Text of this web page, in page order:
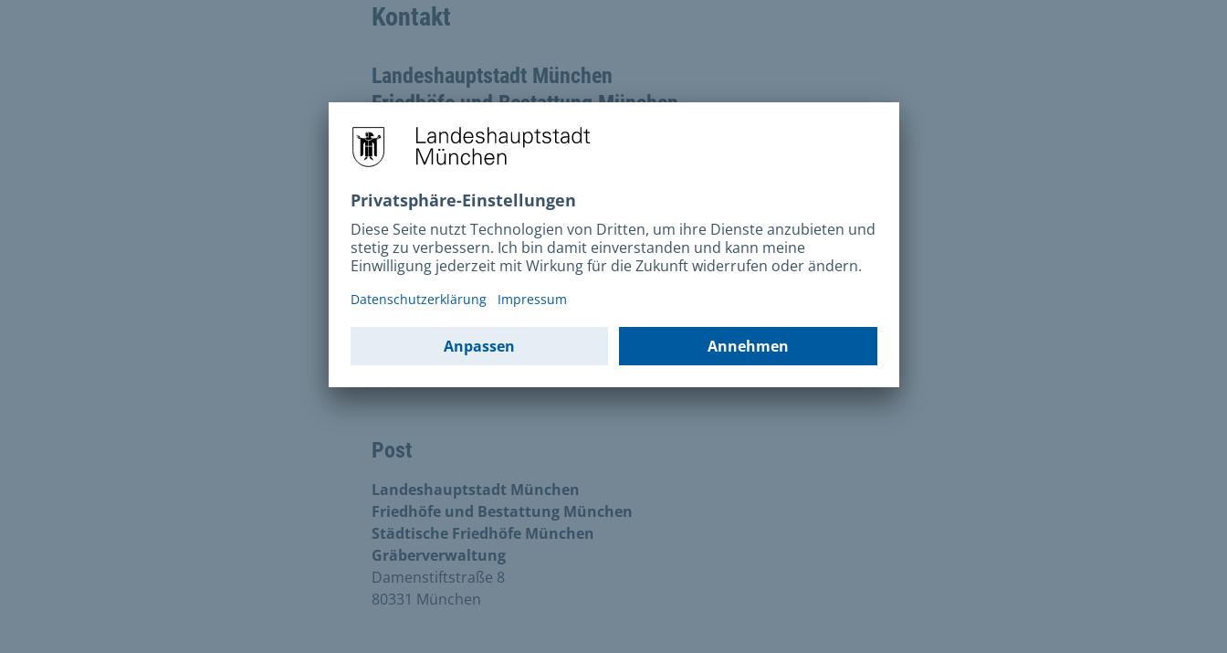
Kontakt
Landeshauptstadt München
Friedhöfe und Bestattung München
Städtische Friedhöfe München
Gräberverwaltung
Internet
E-Mail schreiben
Post
Landeshauptstadt München
Friedhöfe und Bestattung München
Städtische Friedhöfe München
Gräberverwaltung
Damenstiftstraße 8
80331 München